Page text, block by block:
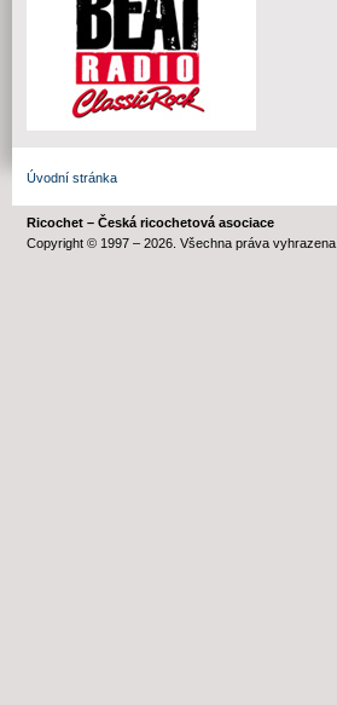
Úvodní stránka
Ricochet – Česká ricochetová asociace
Copyright © 1997 – 2026. Všechna práva vyhrazena.